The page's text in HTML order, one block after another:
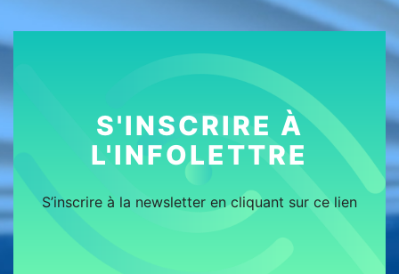
S'INSCRIRE À
L'INFOLETTRE
S’inscrire à la newsletter en cliquant sur ce lien